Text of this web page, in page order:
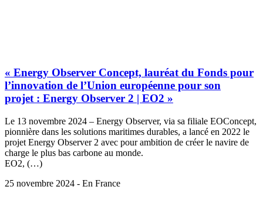
« Energy Observer Concept, lauréat du Fonds pour
l’innovation de l’Union européenne pour son
projet : Energy Observer 2 | EO2 »
Le 13 novembre 2024 – Energy Observer, via sa filiale EOConcept,
pionnière dans les solutions maritimes durables, a lancé en 2022 le
projet Energy Observer 2 avec pour ambition de créer le navire de
charge le plus bas carbone au monde.
EO2, (…)
25 novembre 2024 - En France